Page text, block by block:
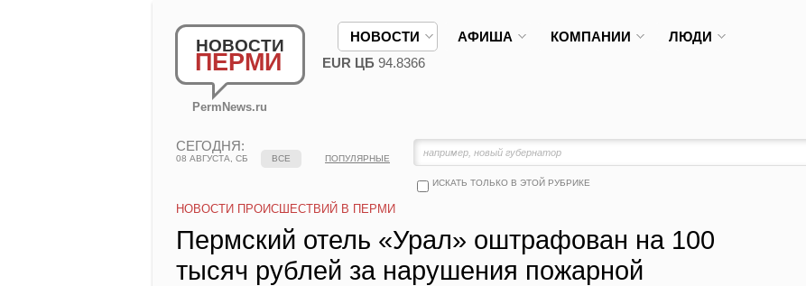
НОВОСТИ
ПЕРМИ
PermNews.ru
НОВОСТИ АФИША КОМПАНИИ ЛЮДИ
EUR ЦБ 94.8366
СЕГОДНЯ:
08 АВГУСТА, СБ
ИСКАТЬ ТОЛЬКО В ЭТОЙ РУБРИКЕ
ВСЕ ПОПУЛЯРНЫЕ
НОВОСТИ ПРОИСШЕСТВИЙ В ПЕРМИ
Пермский отель «Урал» оштрафован на 100
тысяч рублей за нарушения пожарной